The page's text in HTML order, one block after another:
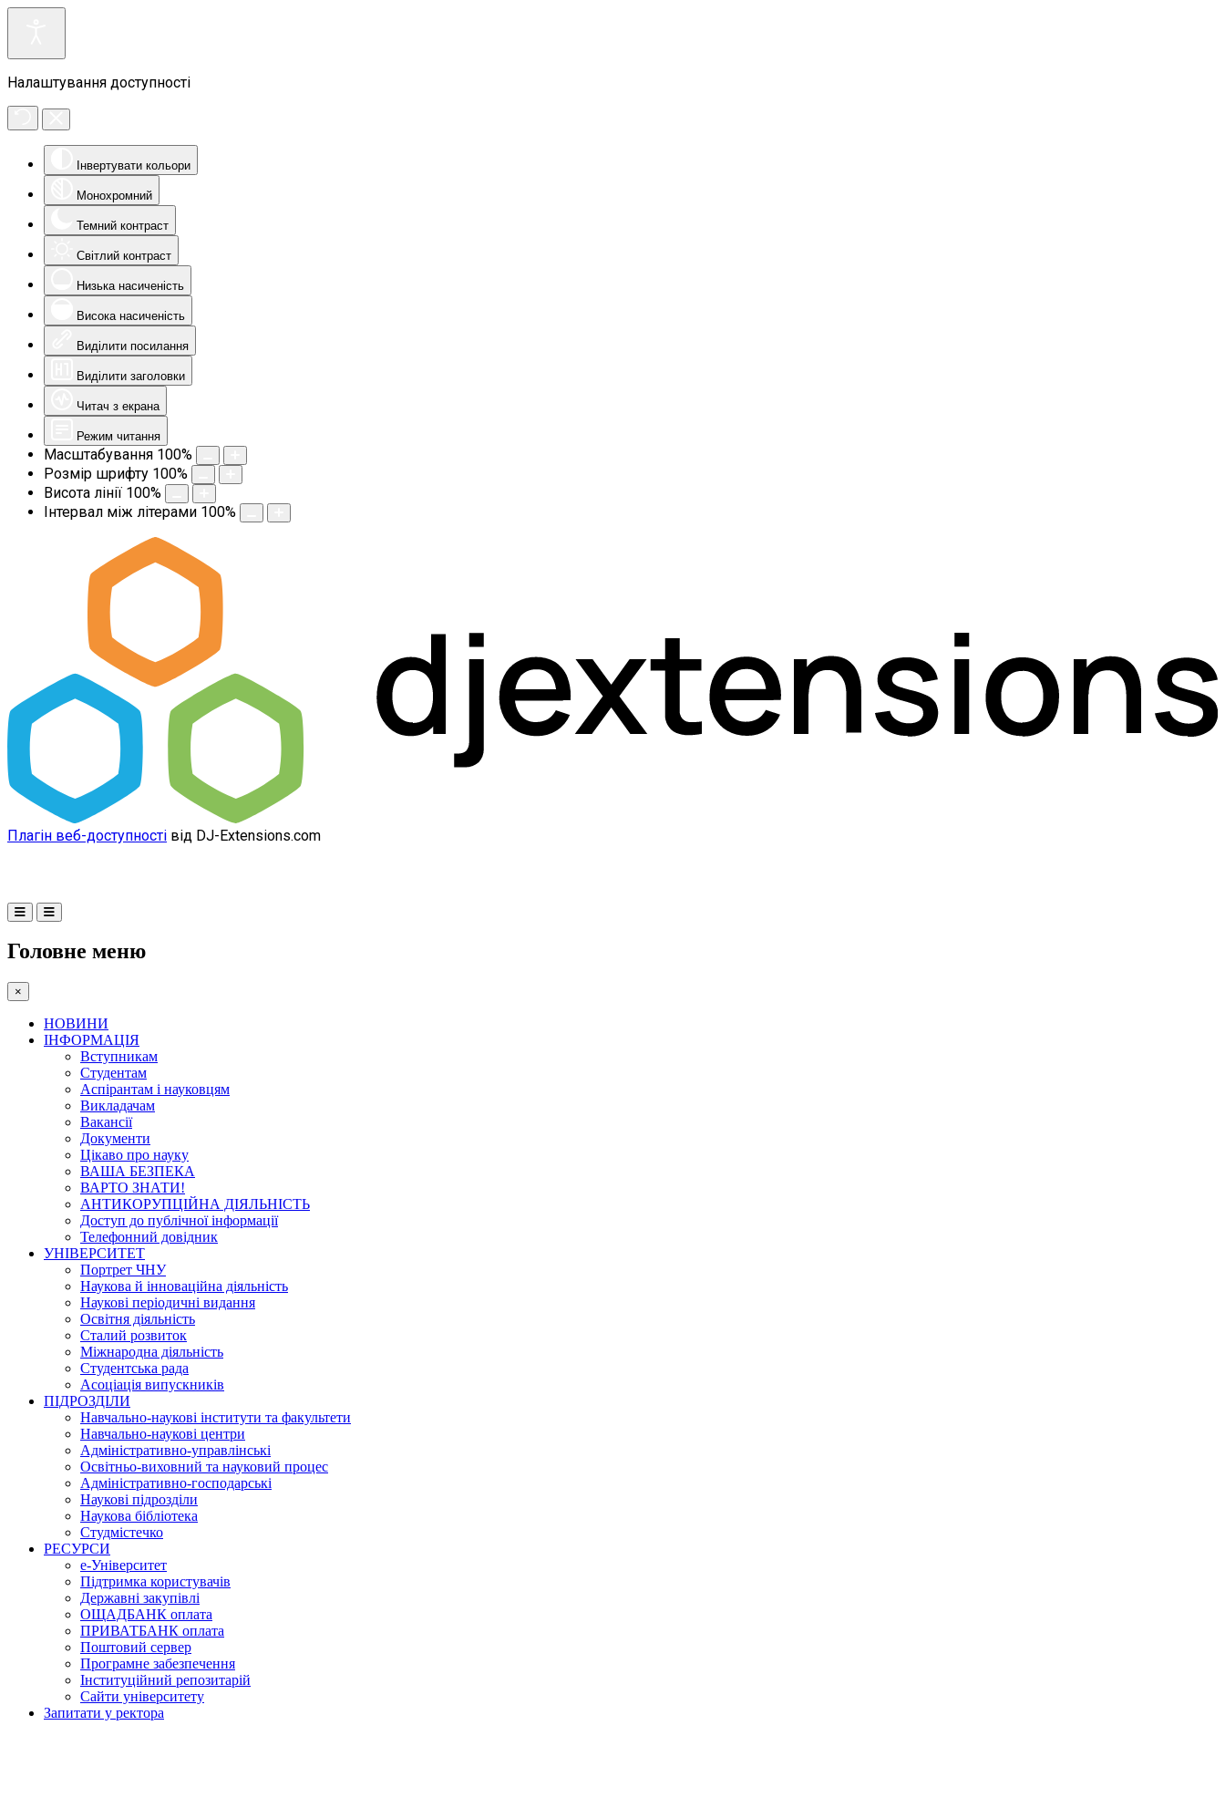
Налаштування доступності
Інвертувати кольори
Монохромний
Темний контраст
Світлий контраст
Низька насиченість
Висока насиченість
Виділити посилання
Виділити заголовки
Читач з екрана
Режим читання
Масштабування 100%
Розмір шрифту 100%
Висота лінії 100%
Інтервал між літерами 100%
Плагін веб-доступності від DJ-Extensions.com
Головне меню
×
НОВИНИ
ІНФОРМАЦІЯ
Вступникам
Студентам
Аспірантам і науковцям
Викладачам
Вакансії
Документи
Цікаво про науку
ВАША БЕЗПЕКА
ВАРТО ЗНАТИ!
АНТИКОРУПЦІЙНА ДІЯЛЬНІСТЬ
Доступ до публічної інформації
Телефонний довідник
УНІВЕРСИТЕТ
Портрет ЧНУ
Наукова й інноваційна діяльність
Наукові періодичні видання
Освітня діяльність
Сталий розвиток
Міжнародна діяльність
Студентська рада
Асоціація випускників
ПІДРОЗДІЛИ
Навчально-наукові інститути та факультети
Навчально-наукові центри
Адміністративно-управлінські
Освітньо-виховний та науковий процес
Адміністративно-господарські
Наукові підрозділи
Наукова бібліотека
Студмістечко
РЕСУРСИ
е-Університет
Підтримка користувачів
Державні закупівлі
ОЩАДБАНК оплата
ПРИВАТБАНК оплата
Поштовий сервер
Програмне забезпечення
Інституційний репозитарій
Сайти університету
Запитати у ректора